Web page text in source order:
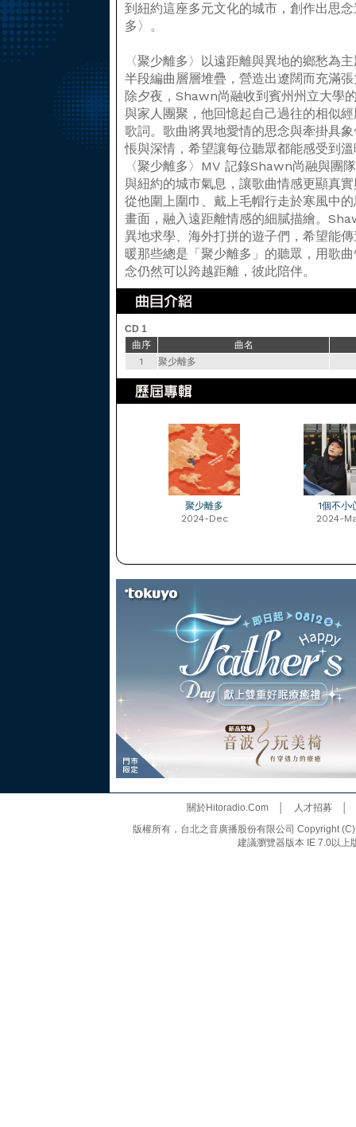
到紐約這座多元文化的城市，創作出思
多〉。
〈聚少離多〉以遠距離與異地的鄉愁為
半段編曲層層堆疊，營造出遼闊而充滿
除夕夜，Shawn尚融收到賓州州立大學
與家人團聚，他回憶起自己過往的相似
歌詞。歌曲將異地愛情的思念與牽掛具
悵與深情，希望讓每位聽眾都能感受到
〈聚少離多〉MV 記錄Shawn尚融與團
與紐約的城市氣息，讓歌曲情感更顯真
從他圍上圍巾、戴上毛帽行走於寒風中
畫面，融入遠距離情感的細膩描繪。
異地求學、海外打拼的遊子們，希望能
暖那些總是「聚少離多」的聽眾，用歌
念仍然可以跨越距離，彼此陪伴。
CD 1
曲序
曲名
1
聚少離多
聚少離多
2024-Dec
1個不小
2024-
關於Hitoradio.Com│ 人才招募
版權所有，台北之音廣播股份有限公司 Copyright
建議瀏覽器版本 IE 7.0以上